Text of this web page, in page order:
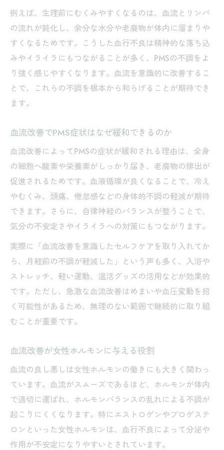
漢方視点で考えるPMSと血流改善の方法
漢方で見るPMSの血流改善アプローチ
血流改善に役立つ代表的な漢方薬の特徴
体質別で選ぶ血流改善とPMS対策の漢方
知恵袋でも話題の漢方と血流改善の関係
例えば、生理前にむくみやすくなるのは、血流とリンパ
の流れが鈍化し、余分な水分や老廃物が体内に溜まりや
すくなるためです。こうした血行不良は精神的な落ち込
みやイライラにもつながることが多く、PMSの不調をよ
り強く感じやすくなります。血流を意識的に改善するこ
とで、これらの不調を根本から和らげることが期待でき
ます。
血流改善でPMS症状はなぜ緩和できるのか
血流改善によってPMSの症状が緩和される理由は、全身
の細胞へ酸素や栄養素がしっかり届き、老廃物の排出が
促進されるためです。血液循環が良くなることで、冷え
やむくみ、頭痛、倦怠感などの身体的不調の軽減が期待
できます。さらに、自律神経のバランスが整うことで、
気分の不安定さやイライラへの対策にもつながります。
実際に「血流改善を意識したセルフケアを取り入れてか
ら、月経前の不調が軽減した」という声も多く、入浴や
ストレッチ、軽い運動、温活グッズの活用などが効果的
です。ただし、急激な血流改善はめまいや血圧変動を招
く可能性があるため、無理のない範囲で継続的に取り組
むことが重要です。
血流改善が女性ホルモンに与える役割
血流の良し悪しは女性ホルモンの働きにも大きく関わっ
ています。血流がスムーズであるほど、ホルモンが体内
で適切に運ばれ、ホルモンバランスの乱れによる不調が
起こりにくくなります。特にエストロゲンやプロゲステ
ロンといった女性ホルモンは、血行不良によって分泌や
作用が不安定になりやすいとされています。